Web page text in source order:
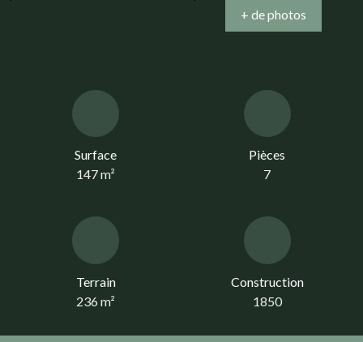
+ de photos
Surface
147m²
Pièces
7
Terrain
236m²
Construction
1850